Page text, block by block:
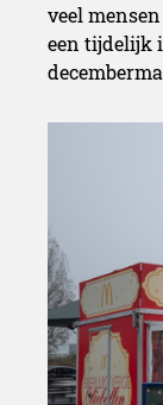
veel
een tijdelijk